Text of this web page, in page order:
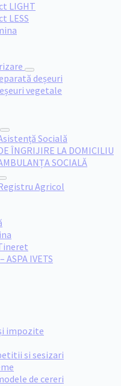
LIGHT
LESS
deșeuri
vegetale
Socială
ÎNGRIJIRE LA DOMICILIU
SOCIALĂ
Agricol
IVETS
impozite
si sesizari
de cereri